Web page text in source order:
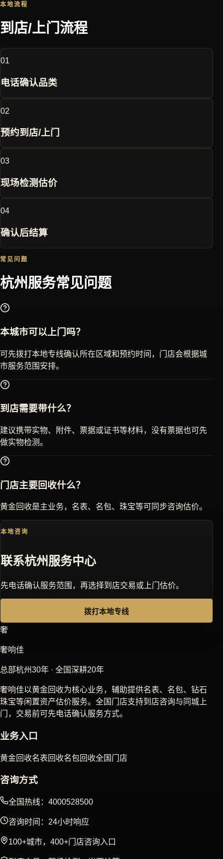
本地流程
到店/上门流程
01
电话确认品类
02
预约到店/上门
03
现场检测估价
04
确认后结算
常见问题
杭州服务常见问题
本城市可以上门吗？
可先拨打本地专线确认所在区域和预约时间，门店会根据城
市服务范围安排。
到店需要带什么？
建议携带实物、附件、票据或证书等材料，没有票据也可先
做实物检测。
门店主要回收什么？
黄金回收是主业务，名表、名包、珠宝等可同步咨询估价。
本地咨询
联系杭州服务中心
先电话确认服务范围，再选择到店交易或上门估价。
拨打本地专线
奢
奢响佳
总部杭州30年 · 全国深耕20年
奢响佳以黄金回收为核心业务，辅助提供名表、名包、钻石
珠宝等闲置资产估价服务。全国门店支持到店咨询与同城上
门，交易前可先电话确认服务方式。
业务入口
黄金回收名表回收名包回收全国门店
咨询方式
全国热线：4000528500
咨询时间：24小时响应
100+城市，400+门店咨询入口